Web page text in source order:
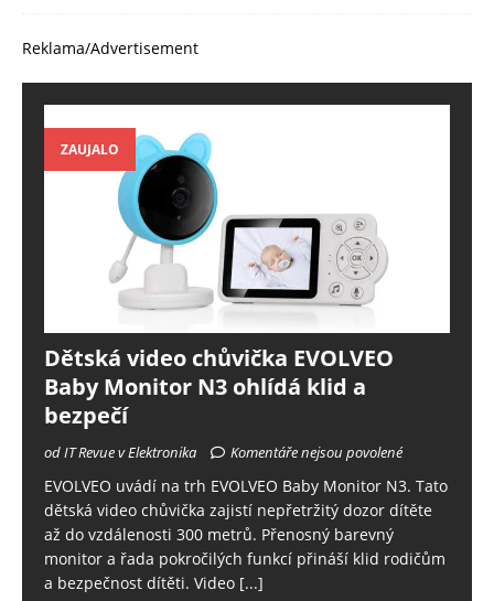
Reklama/Advertisement
ZAUJALO
Dětská video chůvička EVOLVEO
Baby Monitor N3 ohlídá klid a
bezpečí
od IT Revue v Elektronika Komentáře nejsou povolené
EVOLVEO uvádí na trh EVOLVEO Baby Monitor N3. Tato
dětská video chůvička zajistí nepřetržitý dozor dítěte
až do vzdálenosti 300 metrů. Přenosný barevný
monitor a řada pokročilých funkcí přináší klid rodičům
a bezpečnost dítěti. Video [...]